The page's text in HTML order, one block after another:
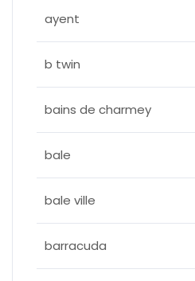
ayent
b twin
bains de charmey
bale
bale ville
barracuda